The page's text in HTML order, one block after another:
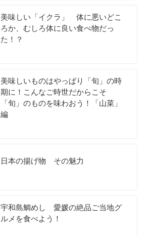
美味しい「イクラ」 体に悪いどこ
ろか、むしろ体に良い食べ物だっ
た！？
美味しいものはやっぱり「旬」の時
期に！こんなご時世だからこそ
「旬」のものを味わおう！「山菜」
編
日本の揚げ物 その魅力
宇和島鯛めし 愛媛の絶品ご当地グ
ルメを食べよう！